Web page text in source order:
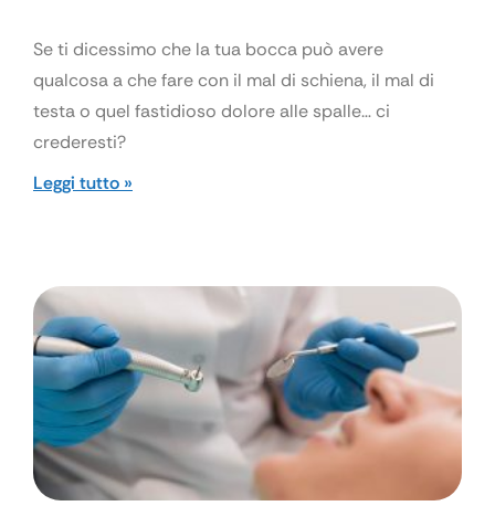
Se ti dicessimo che la tua bocca può avere
qualcosa a che fare con il mal di schiena, il mal di
testa o quel fastidioso dolore alle spalle… ci
crederesti?
Leggi tutto »